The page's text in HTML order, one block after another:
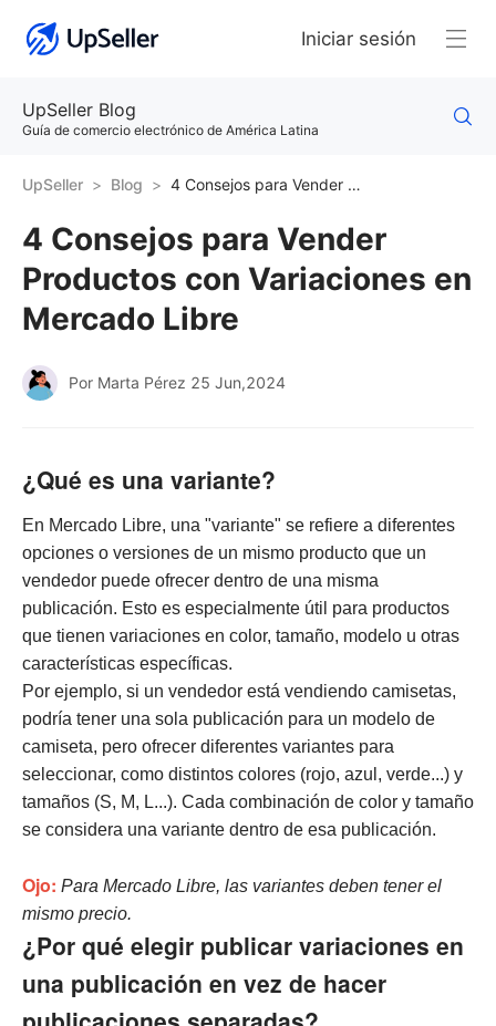
Iniciar sesión
UpSeller Blog
Guía de comercio electrónico de América Latina
UpSeller Blog 4 Consejos para Vender Productos con Variaciones en Mercado Libre
4 Consejos para Vender
Productos con Variaciones en
Mercado Libre
Por Marta Pérez 25 Jun,2024
¿Qué es una variante?
En Mercado Libre, una "variante" se refiere a diferentes
opciones o versiones de un mismo producto que un
vendedor puede ofrecer dentro de una misma
publicación. Esto es especialmente útil para productos
que tienen variaciones en color, tamaño, modelo u otras
características específicas.
Por ejemplo, si un vendedor está vendiendo camisetas,
podría tener una sola publicación para un modelo de
camiseta, pero ofrecer diferentes variantes para
seleccionar, como distintos colores (rojo, azul, verde...) y
tamaños (S, M, L...). Cada combinación de color y tamaño
se considera una variante dentro de esa publicación.
Ojo: Para Mercado Libre, las variantes deben tener el
mismo precio.
¿Por qué elegir publicar variaciones en
una publicación en vez de hacer